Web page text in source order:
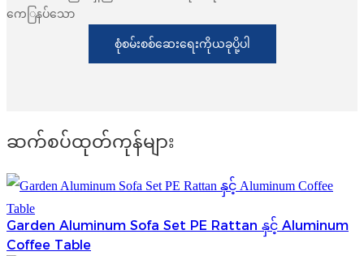
ကေြနပ်သော
စုံစမ်းစစ်ဆေးရေးကိုယခုပို့ပါ
ဆက်စပ်ထုတ်ကုန်များ
Garden Aluminum Sofa Set PE Rattan နှင့် Aluminum
Coffee Table